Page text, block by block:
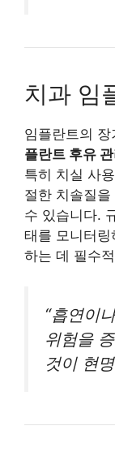
치과 임
임플란트의
플란트 후유 관
특히 치실 사
절한 치솔질
수 있습니다.
태를 모니터
하는 데 필수
“흡연이
위험을
것이 현